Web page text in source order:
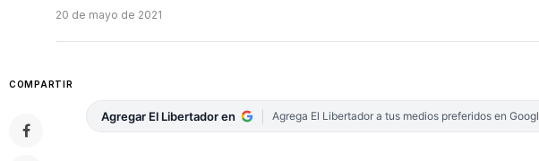
20 de mayo de 2021
COMPARTIR
Agregar El Libertador en Agrega El Libertador a tus medios preferidos en